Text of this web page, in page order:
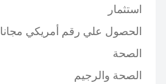
استثمار
الحصول علي رقم أمريكي مجانا
الصحة
الصحة والرجيم